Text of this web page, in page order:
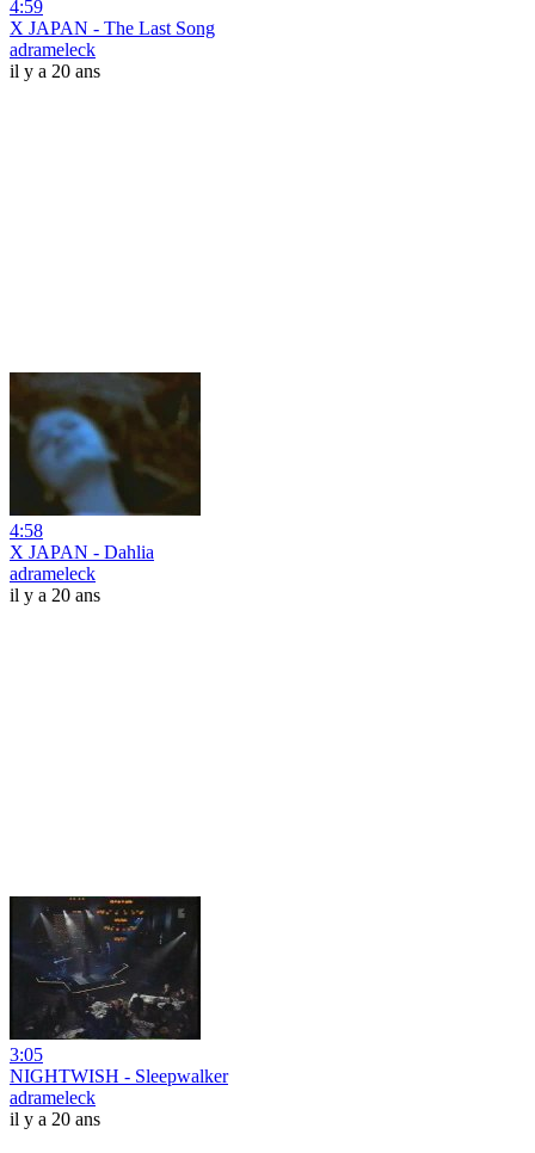
4:59
X JAPAN - The Last Song
adrameleck
il y a 20 ans
4:58
X JAPAN - Dahlia
adrameleck
il y a 20 ans
3:05
NIGHTWISH - Sleepwalker
adrameleck
il y a 20 ans